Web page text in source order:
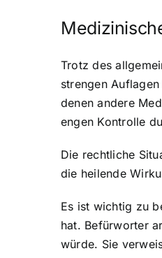
Trotz des
strengen
denen andere
engen Kontrolle
Die rechtliche
die heilende
Es ist wichtig zu
hat. Befürworter
würde. Sie